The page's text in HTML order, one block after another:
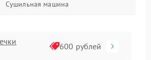
Сушильная машина
600 рублей